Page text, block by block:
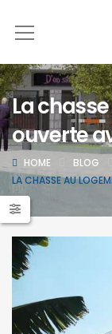
La
ouverte
HOME
BLOG
LA CHASSE AU